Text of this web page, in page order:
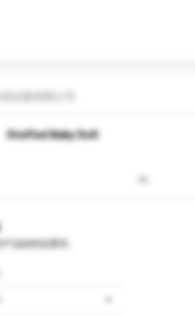
Stuffed Baby Doll